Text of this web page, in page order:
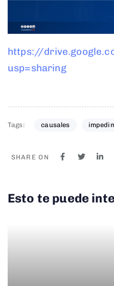
https://
usp=sharing
Tags: causales
SHARE ON
Esto te puede